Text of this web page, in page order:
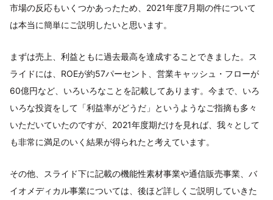
市場の反応もいくつかあったため、2021年度7月期の件について
は本当に簡単にご説明したいと思います。
まずは売上、利益ともに過去最高を達成することできました。ス
ライドには、ROEが約57パーセント、営業キャッシュ・フローが
60億円など、いろいろなことを記載してあります。今まで、いろ
いろな投資をして「利益率がどうだ」というようなご指摘も多々
いただいていたのですが、2021年度期だけを見れば、我々として
も非常に満足のいく結果が得られたと考えています。
その他、スライド下に記載の機能性素材事業や通信販売事業、バ
イオメディカル事業については、後ほど詳しくご説明していきた